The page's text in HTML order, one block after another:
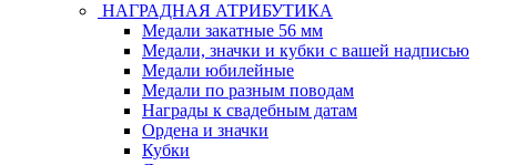
НАГРАДНАЯ АТРИБУТИКА
Медали закатные 56 мм
Медали, значки и кубки с вашей надписью
Медали юбилейные
Медали по разным поводам
Награды к свадебным датам
Ордена и значки
Кубки